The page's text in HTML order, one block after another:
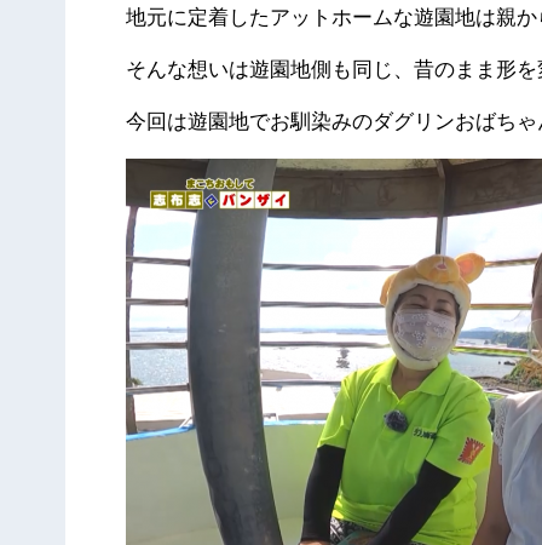
地元に定着したアットホームな遊園地は親
そんな想いは遊園地側も同じ、昔のまま形
今回は遊園地でお馴染みのダグリンおばち